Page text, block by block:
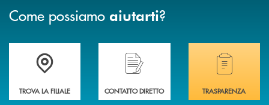
Come possiamo aiutarti?
Accedi all' elenco completo delle filiali .
TROVA LA FILIALE
Hai bisogno di assistenza immediata?
CONTATTO DIRETTO
Hai bisogno di
TRASPARENZA